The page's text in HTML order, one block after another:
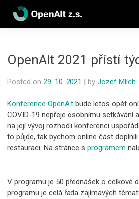
content
OpenAlt 2021 přístí
Posted on 29. 10. 2021 by Jozef Mlích
Konference OpenAlt bude letos opět
COVID-19 nepřeje osobnímu setkávání
na její vývoj rozhodli konferenci
to půjde, tak bychom online část
restauraci. Na stránce s programem
V programu je 50 přednášek o celkové
programu je celá řada zajímavých témat: